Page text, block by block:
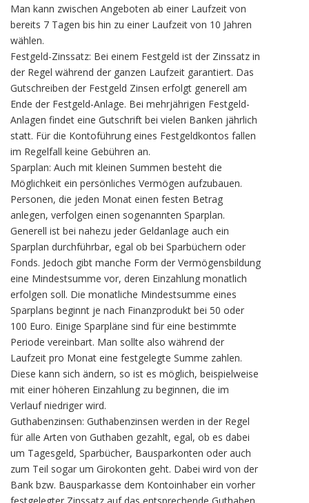
Man kann zwischen Angeboten ab einer Laufzeit von
bereits 7 Tagen bis hin zu einer Laufzeit von 10 Jahren
wählen.
Festgeld-Zinssatz: Bei einem Festgeld ist der Zinssatz in
der Regel während der ganzen Laufzeit garantiert. Das
Gutschreiben der Festgeld Zinsen erfolgt generell am
Ende der Festgeld-Anlage. Bei mehrjährigen Festgeld-
Anlagen findet eine Gutschrift bei vielen Banken jährlich
statt. Für die Kontoführung eines Festgeldkontos fallen
im Regelfall keine Gebühren an.
Sparplan: Auch mit kleinen Summen besteht die
Möglichkeit ein persönliches Vermögen aufzubauen.
Personen, die jeden Monat einen festen Betrag
anlegen, verfolgen einen sogenannten Sparplan.
Generell ist bei nahezu jeder Geldanlage auch ein
Sparplan durchführbar, egal ob bei Sparbüchern oder
Fonds. Jedoch gibt manche Form der Vermögensbildung
eine Mindestsumme vor, deren Einzahlung monatlich
erfolgen soll. Die monatliche Mindestsumme eines
Sparplans beginnt je nach Finanzprodukt bei 50 oder
100 Euro. Einige Sparpläne sind für eine bestimmte
Periode vereinbart. Man sollte also während der
Laufzeit pro Monat eine festgelegte Summe zahlen.
Diese kann sich ändern, so ist es möglich, beispielweise
mit einer höheren Einzahlung zu beginnen, die im
Verlauf niedriger wird.
Guthabenzinsen: Guthabenzinsen werden in der Regel
für alle Arten von Guthaben gezahlt, egal, ob es dabei
um Tagesgeld, Sparbücher, Bausparkonten oder auch
zum Teil sogar um Girokonten geht. Dabei wird von der
Bank bzw. Bausparkasse dem Kontoinhaber ein vorher